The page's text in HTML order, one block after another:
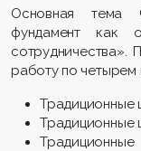
Основная тема
фундамент как
сотрудничества».
работу по четырем
Традиционные
Традиционные